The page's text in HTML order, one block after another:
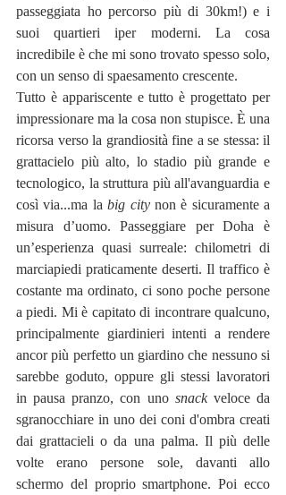
passeggiata ho percorso più di 30km!) e i
suoi quartieri iper moderni. La cosa
incredibile è che mi sono trovato spesso solo,
con un senso di spaesamento crescente.
Tutto è appariscente e tutto è progettato per
impressionare ma la cosa non stupisce. È una
ricorsa verso la grandiosità fine a se stessa: il
grattacielo più alto, lo stadio più grande e
tecnologico, la struttura più all'avanguardia e
così via...ma la big city non è sicuramente a
misura d’uomo. Passeggiare per Doha è
un’esperienza quasi surreale: chilometri di
marciapiedi praticamente deserti. Il traffico è
costante ma ordinato, ci sono poche persone
a piedi. Mi è capitato di incontrare qualcuno,
principalmente giardinieri intenti a rendere
ancor più perfetto un giardino che nessuno si
sarebbe goduto, oppure gli stessi lavoratori
in pausa pranzo, con uno snack veloce da
sgranocchiare in uno dei coni d'ombra creati
dai grattacieli o da una palma. Il più delle
volte erano persone sole, davanti allo
schermo del proprio smartphone. Poi ecco